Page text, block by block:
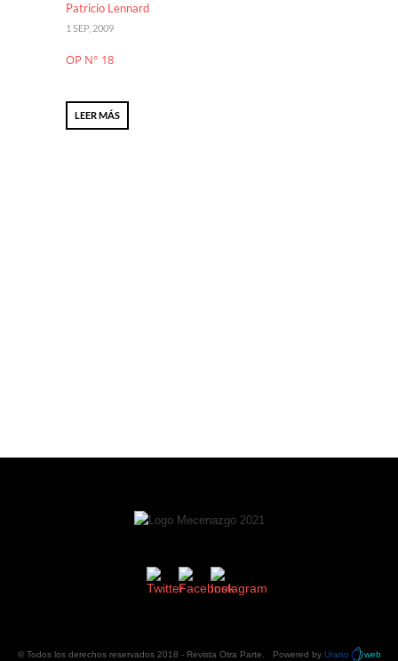
Patricio Lennard
1 SEP, 2009
OP N° 18
LEER MÁS
© Todos los derechos reservados 2018 - Revista Otra Parte. Powered by Urano web